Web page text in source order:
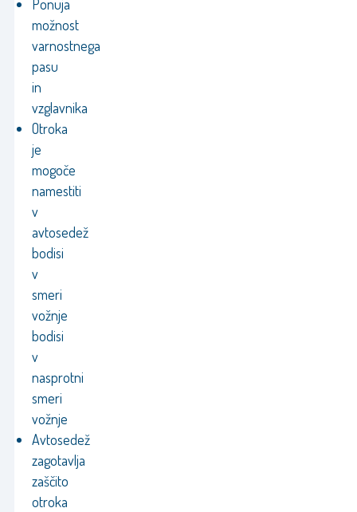
Ponuja
možnost
varnostnega
pasu
in
vzglavnika
Otroka
je
mogoče
namestiti
v
avtosedež
bodisi
v
smeri
vožnje
bodisi
v
nasprotni
smeri
vožnje
Avtosedež
zagotavlja
zaščito
otroka